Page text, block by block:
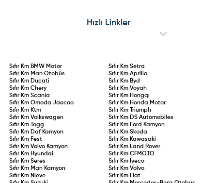
Hızlı Linkler
Sıfır Km BMW Motor Sıfır Km Setra
Sıfır Km Man Otobüs Sıfır Km Aprilia
Sıfır Km Ducati Sıfır Km Byd
Sıfır KmChery Sıfır Km Voyah
Sıfır KmScania Sıfır Km Hongqı
Sıfır KmOmoda Jaecoo Sıfır Km Honda Motor
Sıfır Km Ktm Sıfır Km
Triumph
Sıfır KmVolkswagen Sıfır Km DS Automobiles
Sıfır Km
Togg Sıfır Km Ford Kamyon
Sıfır Km Daf Kamyon Sıfır Km Skoda
Sıfır Km Fest Sıfır Km Kawasaki
Sıfır KmVolvo Kamyon Sıfır Km Land Rover
Sıfır Km Hyundai Sıfır Km CFMOTO
Sıfır KmSeres Sıfır Km Iveco
Sıfır Km Man Kamyon Sıfır Km Volvo
Sıfır Km Nieve Sıfır Km Fiat